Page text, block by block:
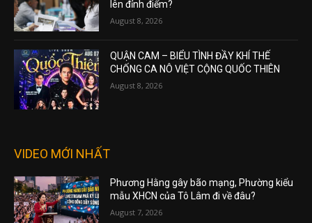
lên đỉnh điểm?
August 8, 2026
QUẬN CAM – BIỂU TÌNH ĐẦY KHÍ THẾ
CHỐNG CA NÔ VIỆT CỘNG QUỐC THIÊN
August 8, 2026
VIDEO MỚI NHẤT
Phương Hằng gây bão mạng, Phường kiểu
mẫu XHCN của Tô Lâm đi về đâu?
August 7, 2026